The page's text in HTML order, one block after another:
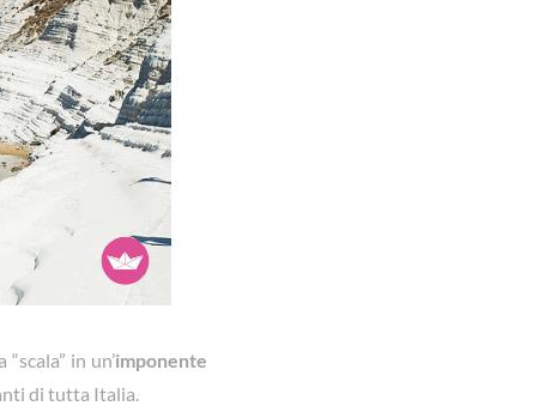
in un’imponente
di tutta Italia.